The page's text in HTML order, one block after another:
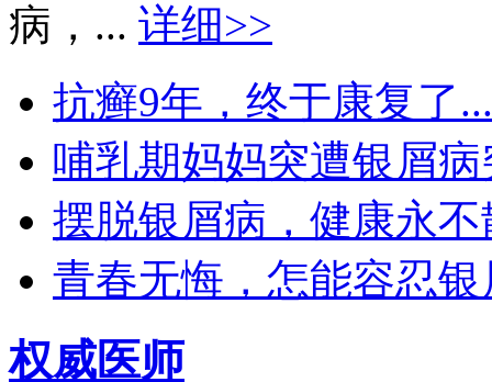
病，... 详细>>
抗癣9年，终于康复了...
哺乳期妈妈突遭银屑
摆脱银屑病，健康永不
青春无悔，怎能容忍
权威医师